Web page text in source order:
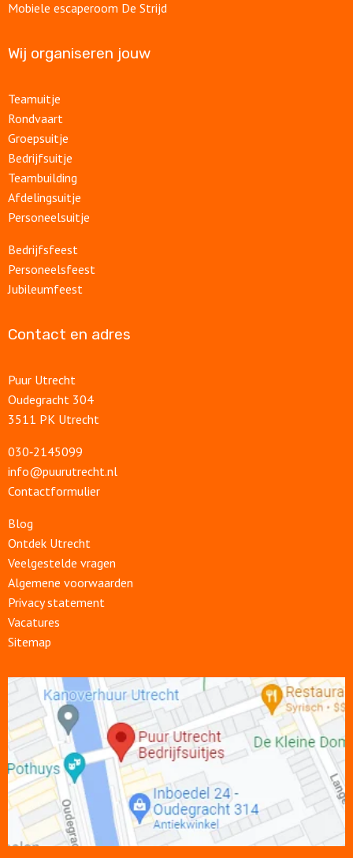
Mobiele escaperoom De Strijd
Wij organiseren jouw
Teamuitje
Rondvaart
Groepsuitje
Bedrijfsuitje
Teambuilding
Afdelingsuitje
Personeelsuitje
Bedrijfsfeest
Personeelsfeest
Jubileumfeest
Contact en adres
Puur Utrecht
Oudegracht 304
3511 PK Utrecht
030‑2145099
info@puurutrecht.nl
Contactformulier
Blog
Ontdek Utrecht
Veelgestelde vragen
Algemene voorwaarden
Privacy statement
Vacatures
Sitemap
link